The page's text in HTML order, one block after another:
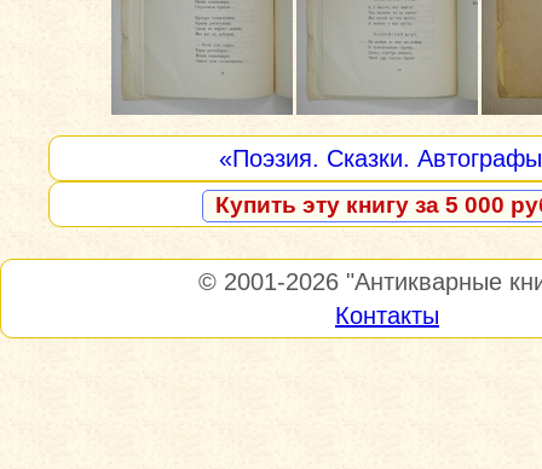
«Поэзия. Сказки.
Купить эту книгу за 5 000
© 2001-2026 "Антикварные
Контакты